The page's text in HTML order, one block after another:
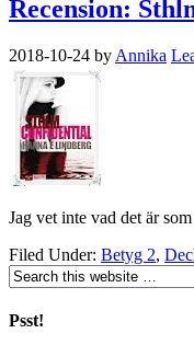
Recension:
2018-10-24 by Annika
Jag vet inte vad det är
Filed Under: Betyg 2,
Psst!